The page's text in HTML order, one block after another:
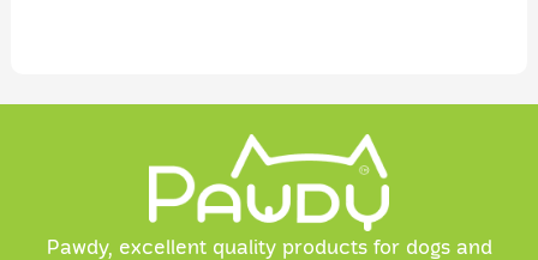
Pawdy, excellent quality products for dogs and